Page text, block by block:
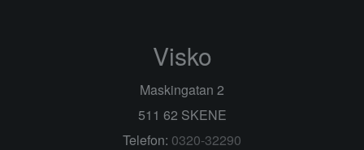
Visko
Maskingatan 2
511 62 SKENE
Telefon: 0320-32290